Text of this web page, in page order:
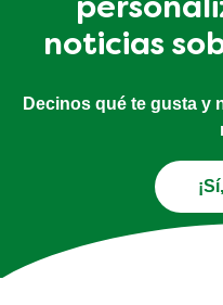
noticias
Decinos qué te gusta y